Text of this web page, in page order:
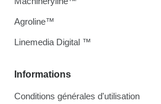
Informations
Conditions générales d'utilisation
Agroline™
Linemedia Digital ™